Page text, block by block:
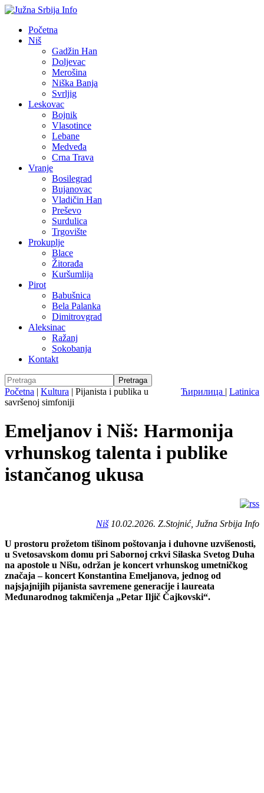
Početna
Niš
Gadžin Han
Doljevac
Merošina
Niška Banja
Svrljig
Leskovac
Bojnik
Vlasotince
Lebane
Medveđa
Crna Trava
Vranje
Bosilegrad
Bujanovac
Vladičin Han
Preševo
Surdulica
Trgovište
Prokuplje
Blace
Žitorađa
Kuršumlija
Pirot
Babušnica
Bela Palanka
Dimitrovgrad
Aleksinac
Ražanj
Sokobanja
Kontakt
Ћирилица | Latinica
Početna | Kultura | Pijanista i publika u
savršenoj simfoniji
Emeljanov i Niš: Harmonija
vrhunskog talenta i publike
istančanog ukusa
Niš10.02.2026. Z.Stojnić, Južna Srbija Info
U prostoru prožetom tišinom poštovanja i duhovne uzvišenosti,
u Svetosavskom domu pri Sabornoj crkvi Silaska Svetog Duha
na apostole u Nišu, održan je koncert vrhunskog umetničkog
značaja – koncert Konstantina Emeljanova, jednog od
najsjajnijih pijanista savremene generacije i laureata
Međunarodnog takmičenja „Petar Iljič Čajkovski“.